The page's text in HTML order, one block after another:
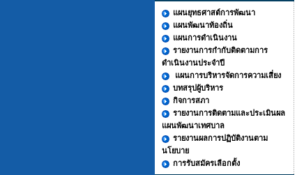
แผนยุทธศาสต์การพัฒนา
แผนพัฒนาท้องถิ่น
แผนการดำเนินงาน
รายงานการกำกับติดตามการ
ดำเนินงานประจำปี
แผนการบริหารจัดการความเสี่ยง
บทสรุปผู้บริหาร
กิจการสภา
รายงานการติดตามและประเมินผล
แผนพัฒนาเทศบาล
รายงานผลการปฏิบัติงานตาม
นโยบาย
การรับสมัครเลือกตั้ง